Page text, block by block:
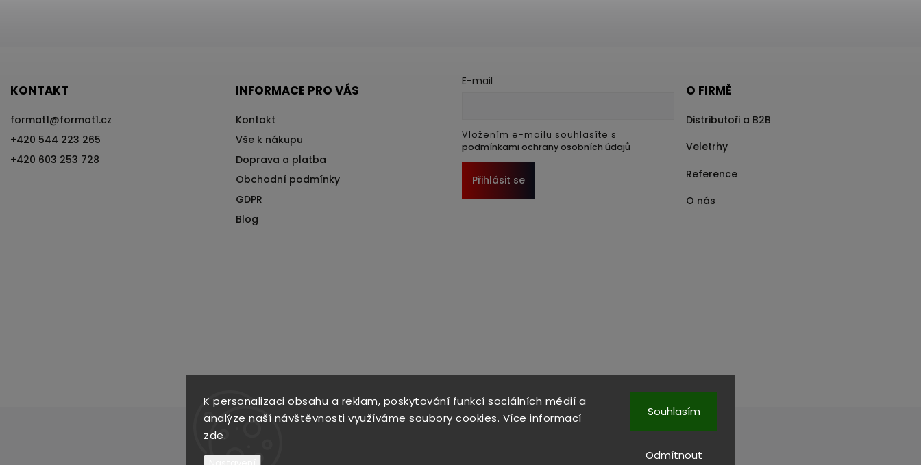
K personalizaci obsahu a reklam, poskytování funkcí sociálních médií a
analýze naší návštěvnosti využíváme soubory cookies. Více informací
zde.
Odmítnout
Souhlasím
KONTAKT
format1@format1.cz
+420 544 223 265
+420 603 253 728
INFORMACE PRO VÁS
Kontakt
Vše k nákupu
Doprava a platba
Obchodní podmínky
GDPR
Blog
E-mail
Vložením e-mailu souhlasíte s
podmínkami ochrany osobních údajů
Přihlásit se
O FIRMĚ
Distributoři a B2B
Veletrhy
Reference
O nás